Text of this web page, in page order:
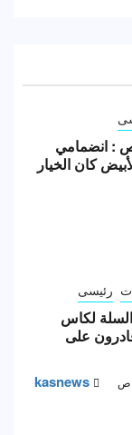
: انضمامي
كان الخيار
رئيسى
لكاس
على
kasnews